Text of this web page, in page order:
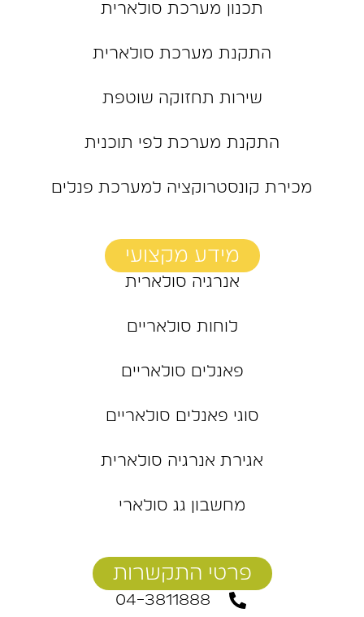
תכנון מערכת סולארית
התקנת מערכת סולארית
שירות תחזוקה שוטפת
התקנת מערכת לפי תוכנית
מכירת קונסטרוקציה למערכת פנלים
מידע מקצועי
אנרגיה סולארית
לוחות סולאריים
פאנלים סולאריים
סוגי פאנלים סולאריים
אגירת אנרגיה סולארית
מחשבון גג סולארי
פרטי התקשרות
04-3811888